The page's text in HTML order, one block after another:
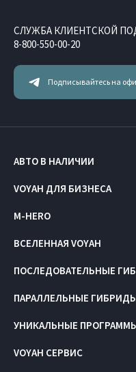
Подписывайтесь на
СЛУЖБА КЛИЕНТСКОЙ
8-800-550-00-20
АВТО В НАЛИЧИИ
VOYAH ДЛЯ БИЗНЕСА
M-HERO
ВСЕЛЕННАЯ VOYAH
ПОСЛЕДОВАТЕЛЬНЫЕ
ПАРАЛЛЕЛЬНЫЕ
УНИКАЛЬНЫЕ ПРОГРАММЫ
VOYAH СЕРВИС